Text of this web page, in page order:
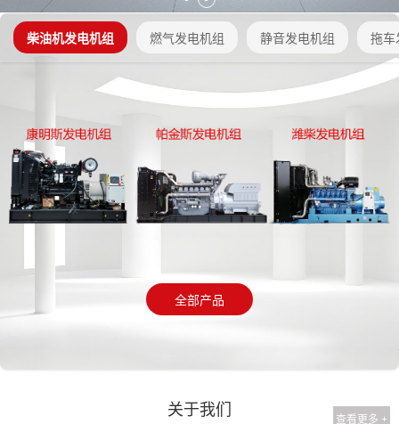
柴油机发电机组 燃气发电机组 静音发电机组 拖车
全部产品
关于我们
查看更多 +